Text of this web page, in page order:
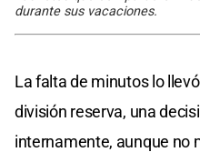
durante sus vacaciones.
La falta de minutos lo
división reserva, una
internamente, aunque no